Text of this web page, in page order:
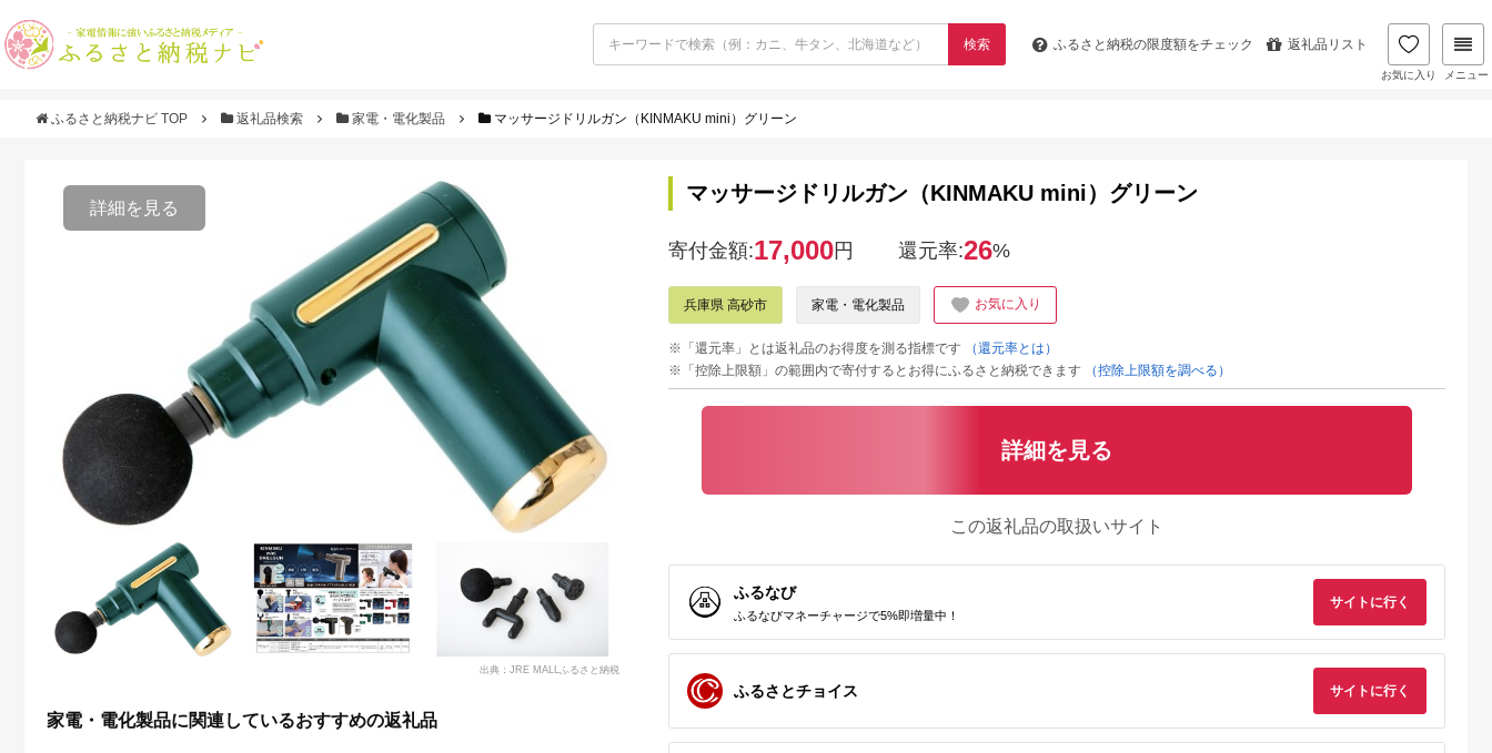
検索 ふるさと納税の限度額をチェック 返礼品リスト
お気に入り メニュー
ふるさと納税ナビ TOP 返礼品検索 家電・電化製品 マッサージドリルガン（KINMAKU mini）グリーン
詳細を見る
出典：JRE MALLふるさと納税
家電・電化製品に関連しているおすすめの返礼品
マッサージドリルガン（KINMAKU mini）グリーン
寄付金額:17,000円 還元率:26%
兵庫県 高砂市 家電・電化製品 お気に入り
※「還元率」とは返礼品のお得度を測る指標です
（還元率とは）
※「控除上限額」の範囲内で寄付するとお得にふるさと納税できます
（控除上限額を調べる）
詳細を見る
この返礼品の取扱いサイト
ふるなび
ふるなびマネーチャージで5%即増量中！
サイトに行く
ふるさとチョイス サイトに行く